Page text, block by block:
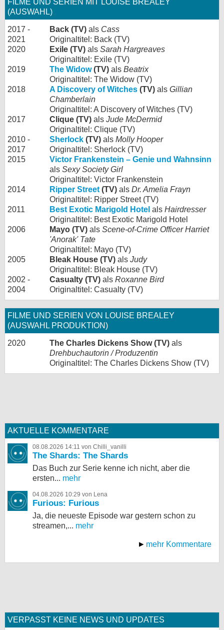
FILME UND SERIEN MIT LOUISE BREALEY
(AUSWAHL)
2017 -
2021
Back (TV) als Cass
Originaltitel: Back (TV)
2020
Exile (TV) als Sarah Hargreaves
Originaltitel: Exile (TV)
2019
The Widow(TV) als Beatrix
Originaltitel: The Widow (TV)
2018
A Discovery of Witches (TV) als Gillian
Chamberlain
Originaltitel: A Discovery of Witches (TV)
2017
Clique (TV) als Jude McDermid
Originaltitel: Clique (TV)
2010 -
2017
Sherlock (TV) als Molly Hooper
Originaltitel: Sherlock (TV)
2015
Victor Frankenstein – Genie und Wahnsinn
als Sexy Society Girl
Originaltitel: Victor Frankenstein
2014
Ripper Street (TV) als Dr. Amelia Frayn
Originaltitel: Ripper Street (TV)
2011
Best Exotic Marigold Hotel als Hairdresser
Originaltitel: Best Exotic Marigold Hotel
2006
Mayo (TV) als Scene-of-Crime Officer Harriet
'Anorak' Tate
Originaltitel: Mayo (TV)
2005
Bleak House (TV) als Judy
Originaltitel: Bleak House (TV)
2002 -
2004
Casualty (TV) als Roxanne Bird
Originaltitel: Casualty (TV)
FILME UND SERIEN VON LOUISE BREALEY
(AUSWAHL PRODUKTION)
2020 The Charles Dickens Show (TV) als
Drehbuchautorin / Produzentin
Originaltitel: The Charles Dickens Show (TV)
AKTUELLE KOMMENTARE
08.08.2026 14:11 von Chilli_vanilli
The Shards: The Shards
Das Buch zur Serie kenne ich nicht, aber die
ersten... mehr
04.08.2026 10:29 von Lena
Furious: Furious
Ja, die neueste Episode war gestern schon zu
streamen,... mehr
mehr Kommentare
VERPASST KEINE NEWS UND UPDATES